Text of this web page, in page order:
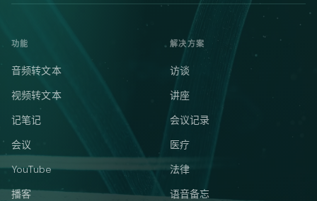
功能
音频转文本
视频转文本
记笔记
会议
YouTube
播客
解决方案
访谈
讲座
会议记录
医疗
法律
语音备忘